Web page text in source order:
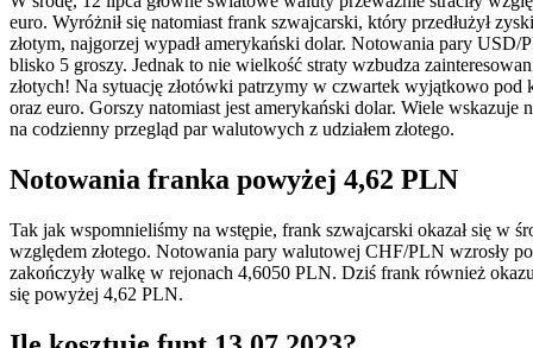
euro. Wyróżnił się natomiast frank szwajcarski, który przedłużył
złotym, najgorzej wypadł amerykański dolar. Notowania pary USD/
blisko 5 groszy. Jednak to nie wielkość straty wzbudza
złotych! Na sytuację złotówki patrzymy w czwartek wyjątkowo pod
oraz euro. Gorszy natomiast jest amerykański dolar. Wiele wskazuje
na codzienny przegląd par walutowych z udziałem złotego.
Notowania franka powyżej 4,62 PLN
Tak jak wspomnieliśmy na wstępie, frank szwajcarski okazał się w
względem złotego. Notowania pary walutowej CHF/PLN wzrosły
zakończyły walkę w rejonach 4,6050 PLN. Dziś frank również
się powyżej 4,62 PLN.